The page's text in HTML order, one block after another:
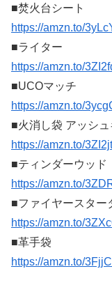
■焚火台シート
https://amzn.to/
■ライター
https://amzn.to/
■UCOマッチ
https://amzn.to/
■火消し袋 アッシ
https://amzn.to/
■ティンダーウッド
https://amzn.to/
■ファイヤースター
https://amzn.to/
■革手袋
https://amzn.to/